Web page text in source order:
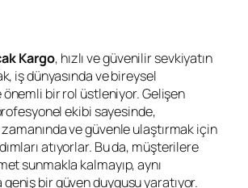
Kargo, hızlı ve güvenilir sevkiyatın
iş dünyasında ve bireysel
bir rol üstleniyor. Gelişen
ekibi sayesinde,
ve güvenle ulaştırmak için
atıyorlar. Bu da, müşterilere
sunmakla kalmayıp, aynı
bir güven duygusu yaratıyor.